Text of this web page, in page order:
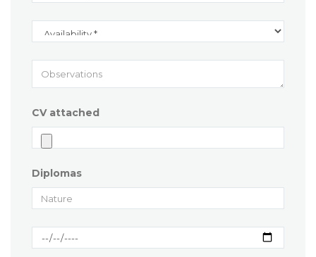
CV attached
Diplomas